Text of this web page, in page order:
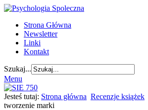
Strona Główna
Newsletter
Linki
Kontakt
Szukaj...
Menu
Jesteś tutaj: Strona główna Recenzje książek
tworzenie marki